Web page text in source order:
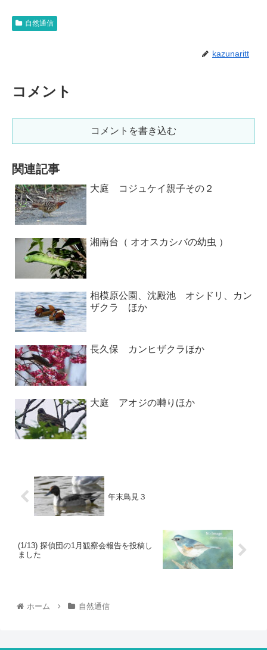
自然通信
kazunaritt
コメント
コメントを書き込む
関連記事
大庭 コジュケイ親子その２
湘南台（ オオスカシバの幼虫 ）
相模原公園、沈殿池 オシドリ、カン
ザクラ ほか
長久保 カンヒザクラほか
大庭 アオジの囀りほか
年末鳥見３
(1/13) 探偵団の1月観察会報告を投稿し
ました
ホーム 自然通信